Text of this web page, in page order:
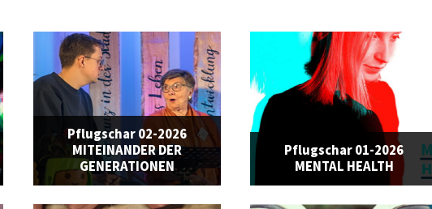
Pflugschar 02-2026
MITEINANDER DER
GENERATIONEN
Pflugschar 01-2026
MENTAL HEALTH